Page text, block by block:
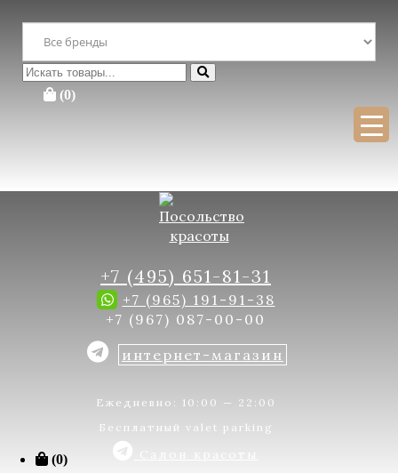
содержимому
Для бесплатной консультации заполните форму
+7 (495) 651-81-31
+7 (965) 191-91-38
+7 (967) 087-00-00
интернет-магазин
Ежедневно: 10:00 — 22:00
Бесплатный valet parking
Искать
(0)
(0)